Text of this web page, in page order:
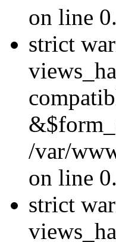
on line 0.
strict
/var/
on line 0.
strict